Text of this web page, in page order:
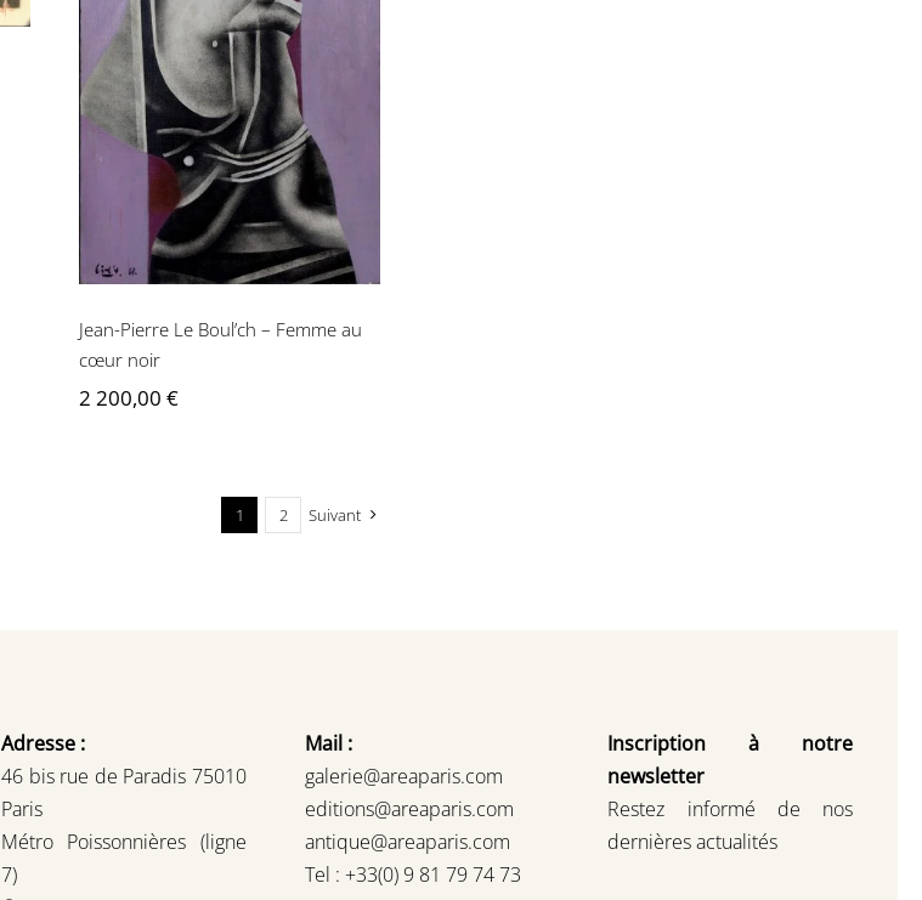
Jean-Pierre Le Boul’ch –
Femme au cœur noir
Jean-Pierre Le Boul’ch – Femme au
cœur noir
2 200,00 €
1 2 Suivant
Adresse :
46 bis rue de Paradis 75010
Paris
Métro Poissonnières (ligne
7)
Mail :
galerie@areaparis.com
editions@areaparis.com
antique@areaparis.com
Tel : +33(0) 9 81 79 74 73
Inscription à notre
newsletter
Restez informé de nos
dernières actualités